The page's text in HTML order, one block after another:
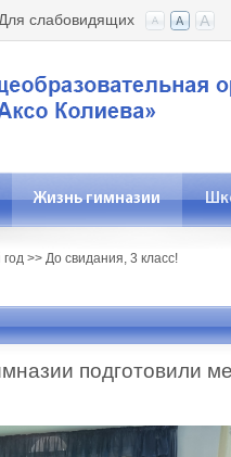
Для слабовидящих
Жизнь гимназии
>> До свидания, 3 класс!
подготовили